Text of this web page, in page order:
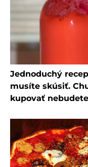
Jednoduchý
musíte skúsiť.
kupovať nebudete